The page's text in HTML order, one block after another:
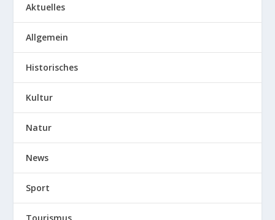
Aktuelles
Allgemein
Historisches
Kultur
Natur
News
Sport